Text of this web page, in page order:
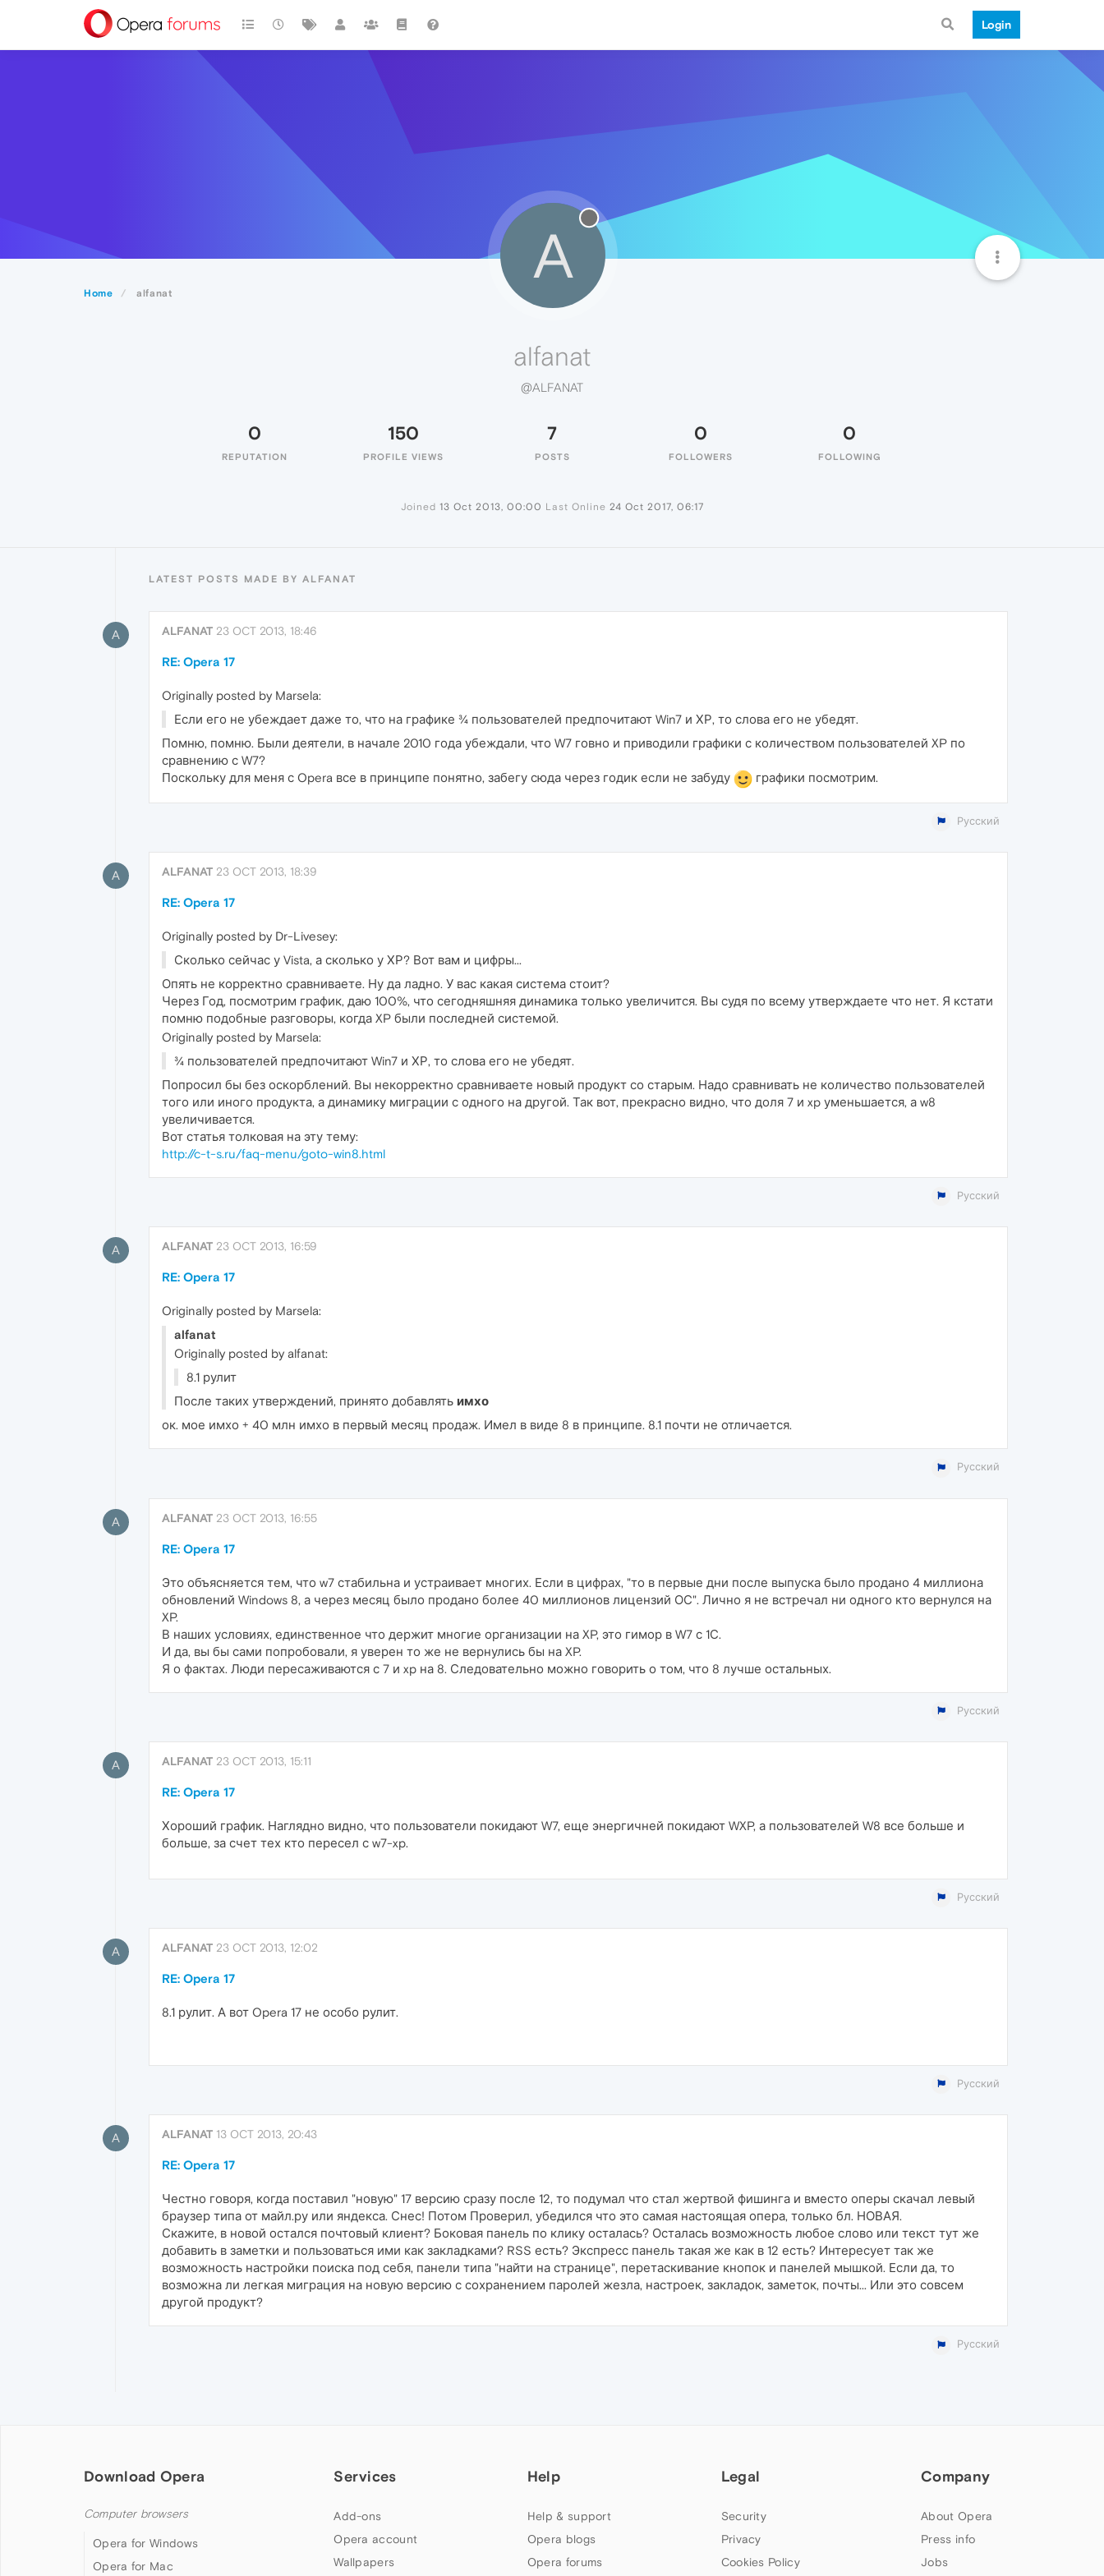
Login
Home alfanat
A
alfanat
@ALFANAT
0
REPUTATION
150
PROFILE VIEWS
7
POSTS
0
FOLLOWERS
0
FOLLOWING
Joined 13 Oct 2013, 00:00 Last Online 24 Oct 2017, 06:17
LATEST POSTS MADE BY ALFANAT
A ALFANAT 23 OCT 2013, 18:46
RE: Opera 17
Originally posted by Marsela:
Если его не убеждает даже то, что на графике ¾ пользователей предпочитают Win7 и ХР, то слова его не убедят.
Помню, помню. Были деятели, в начале 2010 года убеждали, что W7 говно и приводили графики с количеством пользователей XP по
сравнению с W7?
Поскольку для меня с Opera все в принципе понятно, забегу сюда через годик если не забуду
графики посмотрим.
Русский
A ALFANAT 23 OCT 2013, 18:39
RE: Opera 17
Originally posted by Dr-Livesey:
Сколько сейчас у Vista, а сколько у ХР? Вот вам и цифры...
Опять не корректно сравниваете. Ну да ладно. У вас какая система стоит?
Через Год, посмотрим график, даю 100%, что сегодняшняя динамика только увеличится. Вы судя по всему утверждаете что нет. Я кстати
помню подобные разговоры, когда XP были последней системой.
Originally posted by Marsela:
¾ пользователей предпочитают Win7 и ХР, то слова его не убедят.
Попросил бы без оскорблений. Вы некорректно сравниваете новый продукт со старым. Надо сравнивать не количество пользователей
того или иного продукта, а динамику миграции с одного на другой. Так вот, прекрасно видно, что доля 7 и xp уменьшается, а w8
увеличивается.
Вот статья толковая на эту тему:
http://c-t-s.ru/faq-menu/goto-win8.html
Русский
A ALFANAT 23 OCT 2013, 16:59
RE: Opera 17
Originally posted by Marsela:
alfanat
Originally posted by alfanat:
8.1 рулит
После таких утверждений, принято добавлять имхо
ок. мое имхо + 40 млн имхо в первый месяц продаж. Имел в виде 8 в принципе. 8.1 почти не отличается.
Русский
A ALFANAT 23 OCT 2013, 16:55
RE: Opera 17
Это объясняется тем, что w7 стабильна и устраивает многих. Если в цифрах, "то в первые дни после выпуска было продано 4 миллиона
обновлений Windows 8, а через месяц было продано более 40 миллионов лицензий ОС". Лично я не встречал ни одного кто вернулся на
XP.
В наших условиях, единственное что держит многие организации на XP, это гимор в W7 с 1С.
И да, вы бы сами попробовали, я уверен то же не вернулись бы на XP.
Я о фактах. Люди пересаживаются с 7 и xp на 8. Следовательно можно говорить о том, что 8 лучше остальных.
Русский
A ALFANAT 23 OCT 2013, 15:11
RE: Opera 17
Хороший график. Наглядно видно, что пользователи покидают W7, еще энергичней покидают WXP, а пользователей W8 все больше и
больше, за счет тех кто пересел с w7-xp.
Русский
A ALFANAT 23 OCT 2013, 12:02
RE: Opera 17
8.1 рулит. А вот Opera 17 не особо рулит.
Русский
A ALFANAT 13 OCT 2013, 20:43
RE: Opera 17
Честно говоря, когда поставил "новую" 17 версию сразу после 12, то подумал что стал жертвой фишинга и вместо оперы скачал левый
браузер типа от майл.ру или яндекса. Снес! Потом Проверил, убедился что это самая настоящая опера, только бл. НОВАЯ.
Скажите, в новой остался почтовый клиент? Боковая панель по клику осталась? Осталась возможность любое слово или текст тут же
добавить в заметки и пользоваться ими как закладками? RSS есть? Экспресс панель такая же как в 12 есть? Интересует так же
возможность настройки поиска под себя, панели типа "найти на странице", перетаскивание кнопок и панелей мышкой. Если да, то
возможна ли легкая миграция на новую версию с сохранением паролей жезла, настроек, закладок, заметок, почты... Или это совсем
другой продукт?
Русский
Download Opera
Computer browsers
Opera for Windows
Opera for Mac
Services
Add-ons
Opera account
Wallpapers
Help
Help & support
Opera blogs
Opera forums
Legal
Security
Privacy
Cookies Policy
Company
About Opera
Press info
Jobs